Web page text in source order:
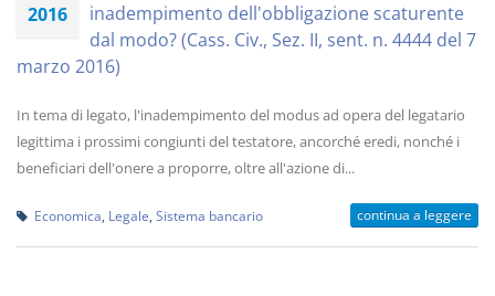
2016
inadempimento dell'obbligazione scaturente
dal modo? (Cass. Civ., Sez. II, sent. n. 4444 del 7
marzo 2016)
In tema di legato, l'inadempimento del modus ad opera del legatario
legittima i prossimi congiunti del testatore, ancorché eredi, nonché i
beneficiari dell'onere a proporre, oltre all'azione di...
Economica Legale Sistema bancario continua a leggere